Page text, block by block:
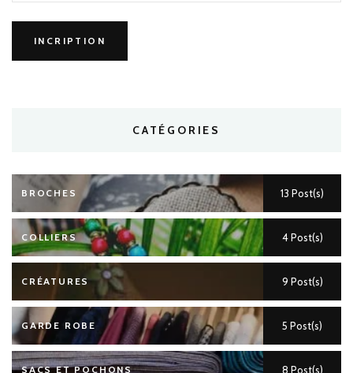
CATÉGORIES
BROCHES 13 Post(s)
COLLIERS 4 Post(s)
CRÉATURES 9 Post(s)
GARDE ROBE 5 Post(s)
SACS ET POCHONS 8 Post(s)